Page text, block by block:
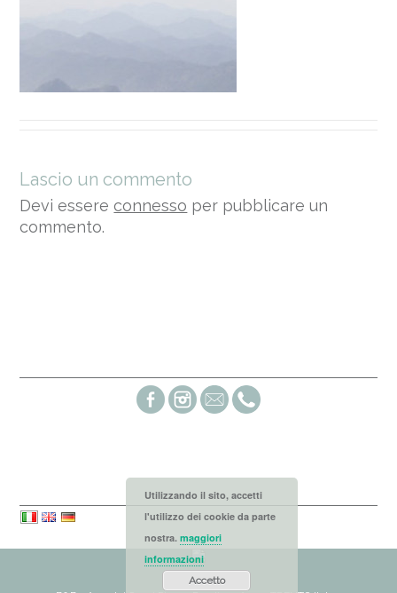
Lascio un commento
Devi essere connesso per pubblicare un
commento.
Utilizzando il sito, accetti
l'utilizzo dei cookie da parte
nostra. maggiori
informazioni
Accetto